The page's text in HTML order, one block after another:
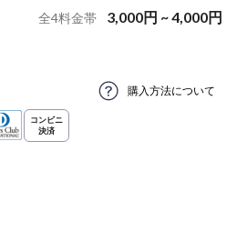
全4料金帯 3,000円 ~4,000円
購入方法について